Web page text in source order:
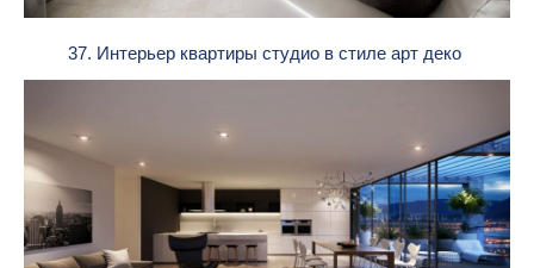
37. Интерьер квартиры студио в стиле арт деко